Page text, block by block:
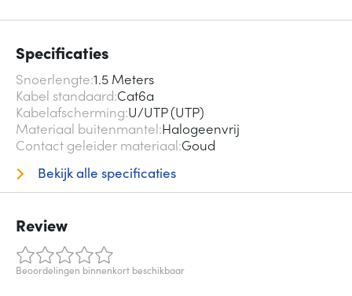
Specificaties
Snoerlengte 1.5 Meters
Kabel standaard Cat6a
Kabelafscherming U/UTP (UTP)
Materiaal buitenmantel Halogeenvrij
Contact geleider materiaal Goud
Bekijk alle specificaties
Review
Beoordelingen binnenkort beschikbaar